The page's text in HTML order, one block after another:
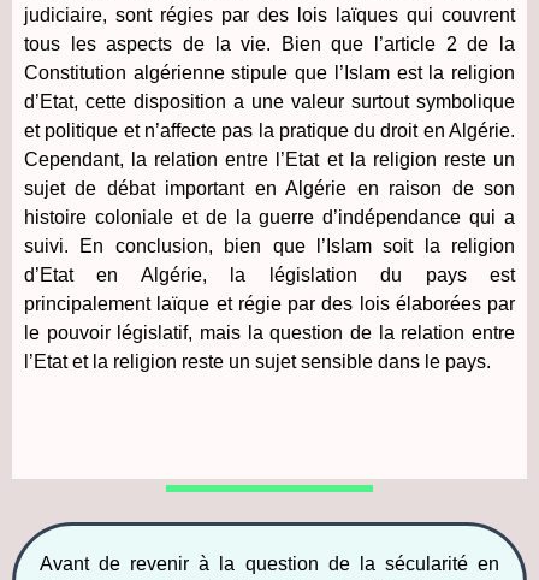
judiciaire, sont régies par des lois laïques qui couvrent
tous les aspects de la vie. Bien que l’article 2 de la
Constitution algérienne stipule que l’Islam est la religion
d’Etat, cette disposition a une valeur surtout symbolique
et politique et n’affecte pas la pratique du droit en Algérie.
Cependant, la relation entre l’Etat et la religion reste un
sujet de débat important en Algérie en raison de son
histoire coloniale et de la guerre d’indépendance qui a
suivi. En conclusion, bien que l’Islam soit la religion
d’Etat en Algérie, la législation du pays est
principalement laïque et régie par des lois élaborées par
le pouvoir législatif, mais la question de la relation entre
l’Etat et la religion reste un sujet sensible dans le pays.
Avant de revenir à la question de la sécularité en